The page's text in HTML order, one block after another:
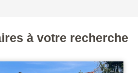
à votre recherche